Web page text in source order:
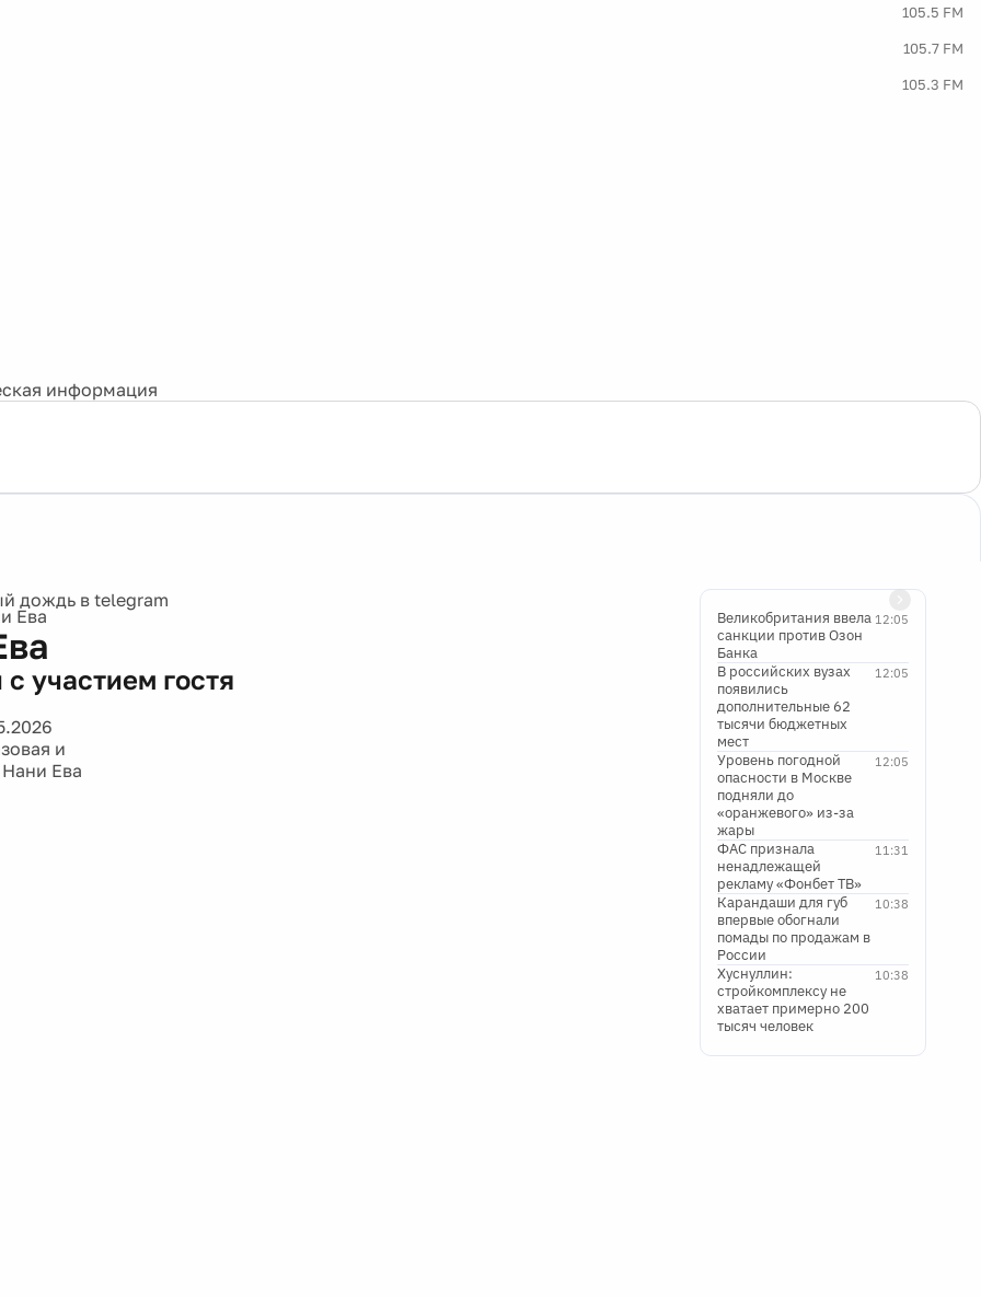
105.5 FM
105.7 FM
105.3 FM
информация
Ева
участием гостя
и
Ева
12:05
Великобритания ввела
санкции против Озон
Банка
12:05
В российских вузах
появились
дополнительные 62
тысячи бюджетных
мест
12:05
Уровень погодной
опасности в Москве
подняли до
«оранжевого» из-за
жары
11:31
ФАС признала
ненадлежащей
рекламу «Фонбет ТВ»
10:38
Карандаши для губ
впервые обогнали
помады по продажам в
России
10:38
Хуснуллин:
стройкомплексу не
хватает примерно 200
тысяч человек